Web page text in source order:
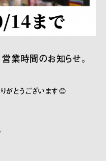
業時間のお知らせ。
がとうございます😊